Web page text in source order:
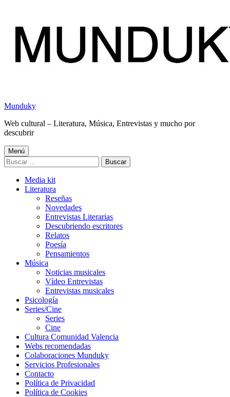
contenido
Munduky
Web cultural – Literatura, Música, Entrevistas y mucho por
descubrir
Menú
principal
Menú
Buscar:
Media kit
Literatura
Reseñas
Novedades
Entrevistas Literarias
Descubriendo escritores
Relatos
Poesía
Pensamientos
Música
Noticias musicales
Vídeo Entrevistas
Entrevistas musicales
Psicología
Series/Cine
Series
Cine
Cultura Comunidad Valencia
Webs recomendadas
Colaboraciones Munduky
Servicios Profesionales
Contacto
Política de Privacidad
Política de Cookies